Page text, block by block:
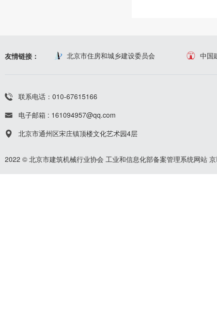
友情链接： 北京市住房和城乡建设委员会 中国
联系电话：010-67615166
电子邮箱 : 161094957@qq.com
北京市通州区宋庄镇顶楼文化艺术园4层
2022 © 北京市建筑机械行业协会 工业和信息化部备案管理系统网站